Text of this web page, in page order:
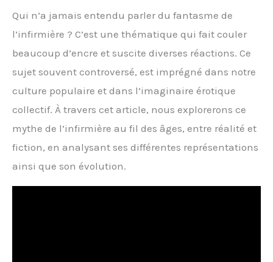
Qui n’a jamais entendu parler du fantasme de
l’infirmière ? C’est une thématique qui fait couler
beaucoup d’encre et suscite diverses réactions. Ce
sujet souvent controversé, est imprégné dans notre
culture populaire et dans l’imaginaire érotique
collectif. À travers cet article, nous explorerons ce
mythe de l’infirmière au fil des âges, entre réalité et
fiction, en analysant ses différentes représentations
ainsi que son évolution.